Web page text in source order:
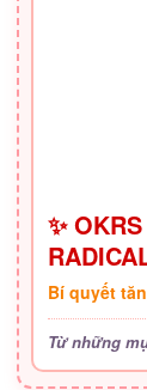
✨
Bí quyết
Từ những